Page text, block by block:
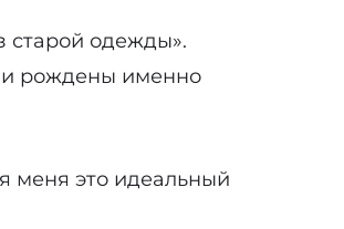
старой одежды».
рождены именно
меня это идеальный